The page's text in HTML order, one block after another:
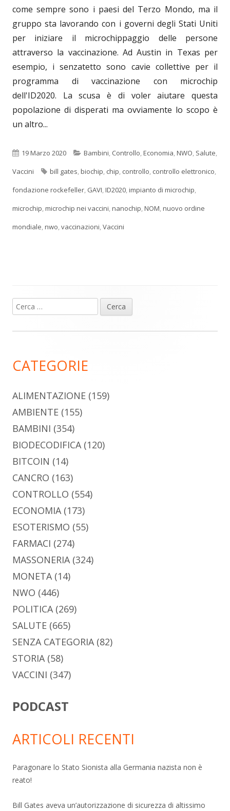
come sempre sono i paesi del Terzo Mondo, ma il
gruppo sta lavorando con i governi degli Stati Uniti
per iniziare il microchippaggio delle persone
attraverso la vaccinazione. Ad Austin in Texas per
esempio, i senzatetto sono cavie collettive per il
programma di vaccinazione con microchip
dell'ID2020. La scusa è di voler aiutare questa
popolazione di disperati ma ovviamente lo scopo è
un altro...
Pubblicato
19 Marzo 2020 Categorie
Bambini, Controllo,Economia,NWO, Salute,
Vaccini
Tag
bill gates,biochip, chip, controllo, controllo elettronico,
fondazione rockefeller, GAVI,ID2020,impianto di microchip,
microchip,microchip nei vaccini,nanochip,NOM,nuovo ordine
mondiale,nwo,vaccinazioni,Vaccini
Barra
laterale
Ricerca
per:
CATEGORIE
ALIMENTAZIONE (159)
AMBIENTE (155)
BAMBINI (354)
BIODECODIFICA(120)
BITCOIN (14)
CANCRO (163)
CONTROLLO (554)
ECONOMIA(173)
ESOTERISMO (55)
FARMACI (274)
MASSONERIA(324)
MONETA(14)
NWO (446)
POLITICA(269)
SALUTE (665)
SENZA CATEGORIA(82)
STORIA(58)
VACCINI (347)
PODCAST
ARTICOLI RECENTI
Paragonare lo Stato Sionista alla Germania nazista non è
reato!
Bill Gates aveva un’autorizzazione di sicurezza di altissimo